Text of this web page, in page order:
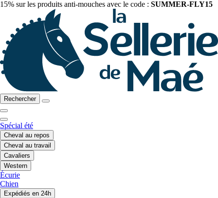
15% sur les produits anti-mouches avec le code : SUMMER-FLY15
Rechercher
Spécial été
Cheval au repos
Cheval au travail
Cavaliers
Western
Écurie
Chien
Expédiés en 24h